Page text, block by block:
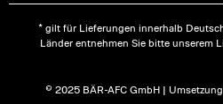
* gilt für Lieferungen innerhalb
Länder entnehmen Sie bitte unserem
© 2025 BÄR-AFC GmbH |